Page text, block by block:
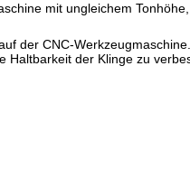
mit ungleichem
der CNC-
Haltbarkeit der Klinge zu